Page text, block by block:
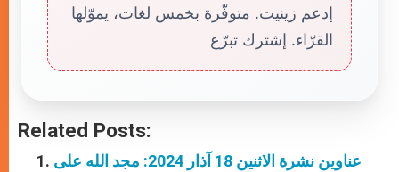
إدعم زينيت. متوفّرة بخمس لغات، يموّلها
القرّاء. إشترك تبرّع
Related Posts:
عناوين نشرة الاثنين 18 آذار 2024: مجد الله على